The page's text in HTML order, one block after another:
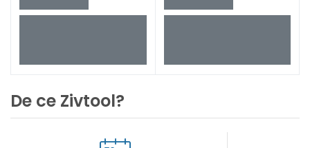
De ce Zivtool?